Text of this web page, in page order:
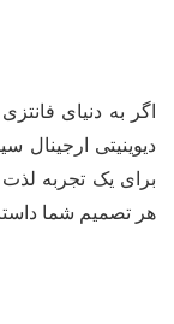
به دنیای فانتزی
ارجینال
یک تجربه لذت
تصمیم شما